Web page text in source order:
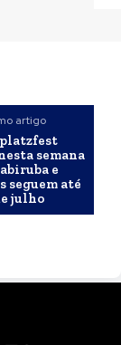
artigo
semana
e
seguem até
julho